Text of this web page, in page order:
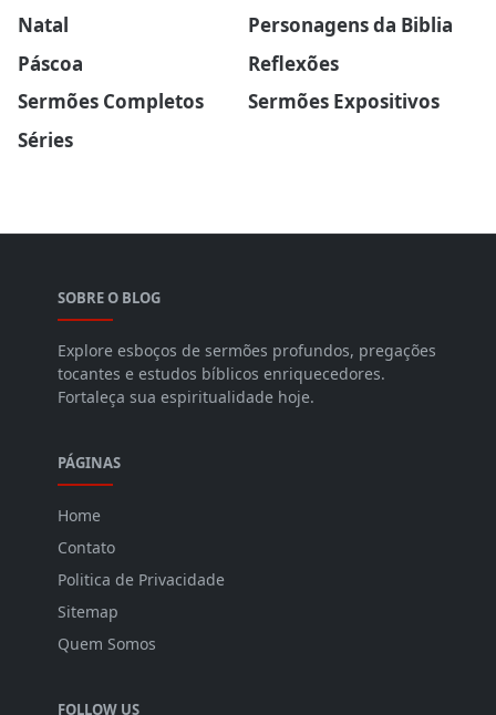
Natal
Personagens da Biblia
Páscoa
Reflexões
Sermões Completos
Sermões Expositivos
Séries
SOBRE O BLOG
Explore esboços de sermões profundos, pregações
tocantes e estudos bíblicos enriquecedores.
Fortaleça sua espiritualidade hoje.
PÁGINAS
Home
Contato
Politica de Privacidade
Sitemap
Quem Somos
FOLLOW US